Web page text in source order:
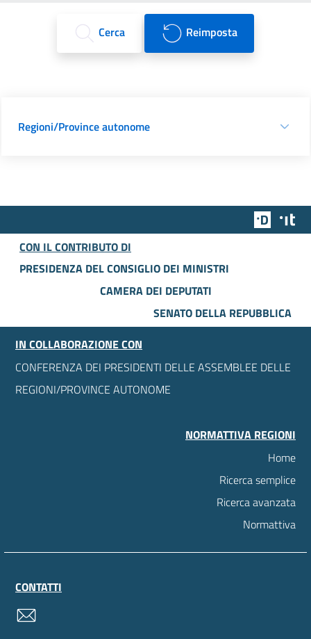
Cerca Reimposta
Regioni/Province autonome
Team
CON IL CONTRIBUTO DI
PRESIDENZA DEL CONSIGLIO DEI MINISTRI
CAMERA DEI DEPUTATI
SENATO DELLA REPUBBLICA
IN COLLABORAZIONE CON
CONFERENZA DEI PRESIDENTI DELLE ASSEMBLEE DELLE
REGIONI/PROVINCE AUTONOME
NORMATTIVA REGIONI
Home
Ricerca semplice
Ricerca avanzata
Normattiva
CONTATTI